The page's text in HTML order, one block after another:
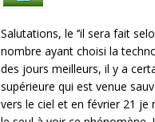
Salutations, le ‘’il sera fait
nombre ayant choisi la
des jours meilleurs, il y a
supérieure qui est venue
vers le ciel et en février 21 je